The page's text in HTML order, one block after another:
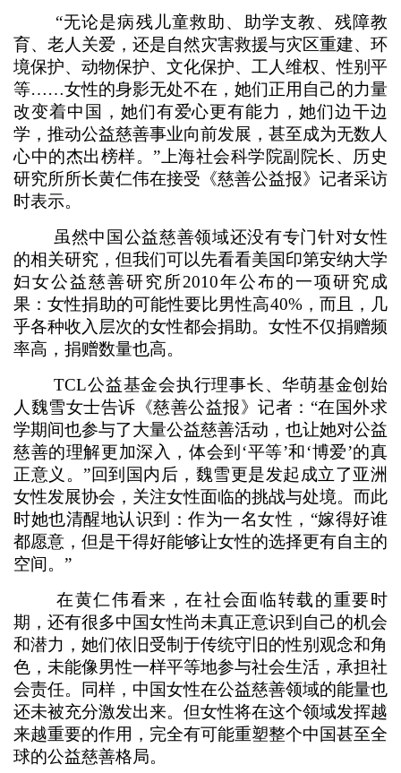
“无论是病残儿童救助、助学支教、残障教
育、老人关爱，还是自然灾害救援与灾区重建、环
境保护、动物保护、文化保护、工人维权、性别平
等……女性的身影无处不在，她们正用自己的力量
改变着中国，她们有爱心更有能力，她们边干边
学，推动公益慈善事业向前发展，甚至成为无数人
心中的杰出榜样。”上海社会科学院副院长、历史
研究所所长黄仁伟在接受《慈善公益报》记者采访
时表示。
虽然中国公益慈善领域还没有专门针对女性
的相关研究，但我们可以先看看美国印第安纳大学
妇女公益慈善研究所2010年公布的一项研究成
果：女性捐助的可能性要比男性高40%，而且，几
乎各种收入层次的女性都会捐助。女性不仅捐赠频
率高，捐赠数量也高。
TCL公益基金会执行理事长、华萌基金创始
人魏雪女士告诉《慈善公益报》记者：“在国外求
学期间也参与了大量公益慈善活动，也让她对公益
慈善的理解更加深入，体会到‘平等’和‘博爱’的真
正意义。”回到国内后，魏雪更是发起成立了亚洲
女性发展协会，关注女性面临的挑战与处境。而此
时她也清醒地认识到：作为一名女性，“嫁得好谁
都愿意，但是干得好能够让女性的选择更有自主的
空间。”
在黄仁伟看来，在社会面临转载的重要时
期，还有很多中国女性尚未真正意识到自己的机会
和潜力，她们依旧受制于传统守旧的性别观念和角
色，未能像男性一样平等地参与社会生活，承担社
会责任。同样，中国女性在公益慈善领域的能量也
还未被充分激发出来。但女性将在这个领域发挥越
来越重要的作用，完全有可能重塑整个中国甚至全
球的公益慈善格局。